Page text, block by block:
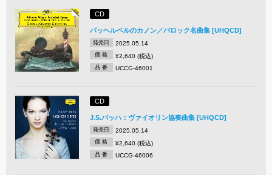
CD
パッヘルベルのカノン／バロック名曲集 [UHQCD]
発売日 2025.05.14
価 格 ¥2,640 (税込)
品 番 UCCG-46001
CD
J.S.バッハ：ヴァイオリン協奏曲集 [UHQCD]
発売日 2025.05.14
価 格 ¥2,640 (税込)
品 番 UCCG-46006